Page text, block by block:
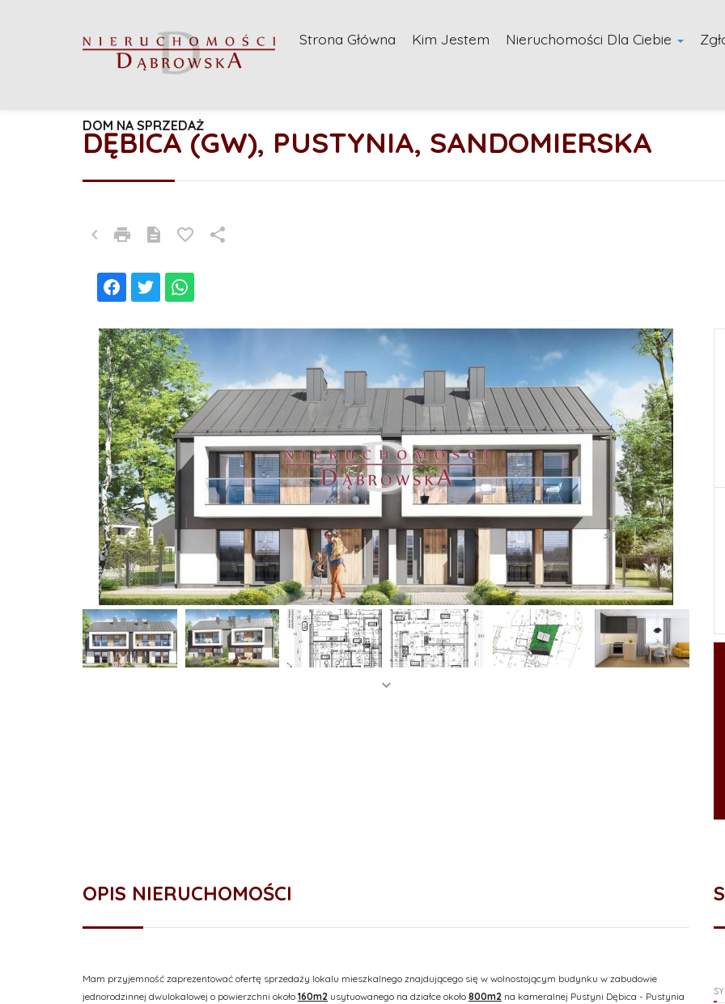
Strona Główna Kim Jestem Nieruchomości Dla Ciebie
DĘBICA (GW), PUSTYNIA, SANDOMIERSKA
DOM NA SPRZEDAŻ
OPIS NIERUCHOMOŚCI
Mam przyjemność zaprezentować ofertę sprzedaży lokalu mieszkalnego znajdującego się w wolnostojącym budynku w zabudowie
jednorodzinnej dwulokalowej o powierzchni około 160m2 usytuowanego na działce około 800m2 na kameralnej Pustyni Dębica - Pustynia